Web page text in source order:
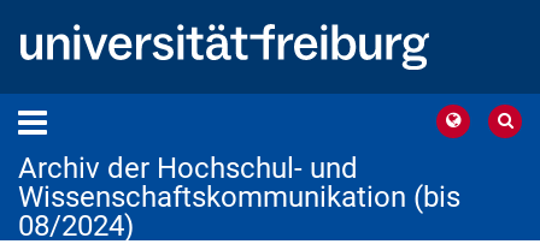
Archiv der Hochschul- und
Wissenschaftskommunikation (bis
08/2024)